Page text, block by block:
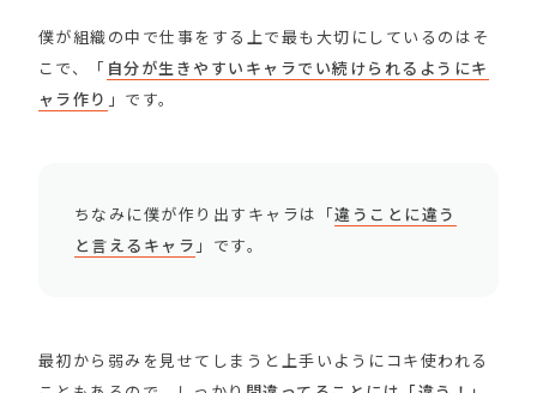
僕が組織の中で仕事をする上で最も大切にしているのはそ
こで、「 自分が生きやすいキャラでい続けられるようにキ
ャラ作り 」です。
ちなみに僕が作り出すキャラは「違うことに違う
と言えるキャラ 」です。
最初から弱みを見せてしまうと上手いようにコキ使われる